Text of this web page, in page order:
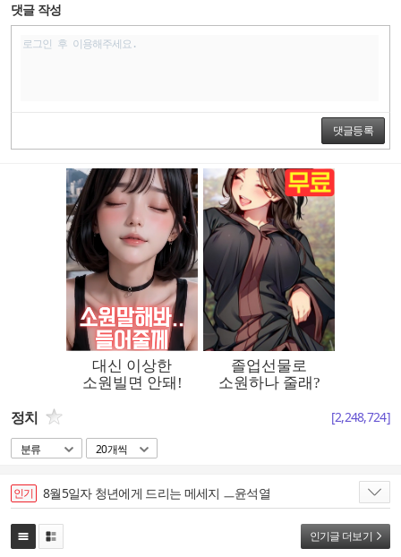
댓글 작성
댓글등록
정치 [2,248,724]
분류 20개씩
인기 8월5일자 청년에게 드리는 메세지 ㅡ윤석열
인기글 더보기